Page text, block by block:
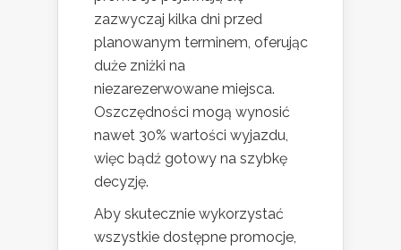
zazwyczaj kilka dni przed
planowanym terminem, oferując
duże zniżki na
niezarezerwowane miejsca.
Oszczędności mogą wynosić
nawet 30% wartości wyjazdu,
więc bądź gotowy na szybkę
decyzję.
Aby skutecznie wykorzystać
wszystkie dostępne promocje,